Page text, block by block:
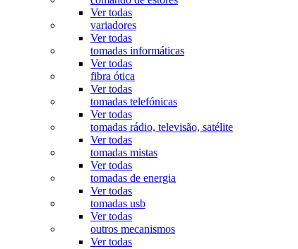
Ver todas
variadores
Ver todas
tomadas informáticas
Ver todas
fibra ótica
Ver todas
tomadas telefónicas
Ver todas
tomadas rádio, televisão, satélite
Ver todas
tomadas mistas
Ver todas
tomadas de energia
Ver todas
tomadas usb
Ver todas
outros mecanismos
Ver todas